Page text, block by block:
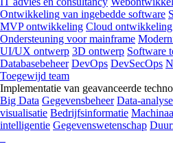
Ontwikkeling van ingebedde software
MVP ontwikkeling Cloud ontwikkeling
Ondersteuning voor mainframe
UI/UX ontwerp 3D ontwerp Software
Databasebeheer DevOps DevSecOps
Toegewijd team
Implementatie van geavanceerde
Big Data Gegevensbeheer Data-analyse
visualisatie Bedrijfsinformatie
intelligentie Gegevenswetenschap